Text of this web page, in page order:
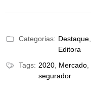
Categorias: Destaque,
Editora
Tags: 2020, Mercado,
segurador